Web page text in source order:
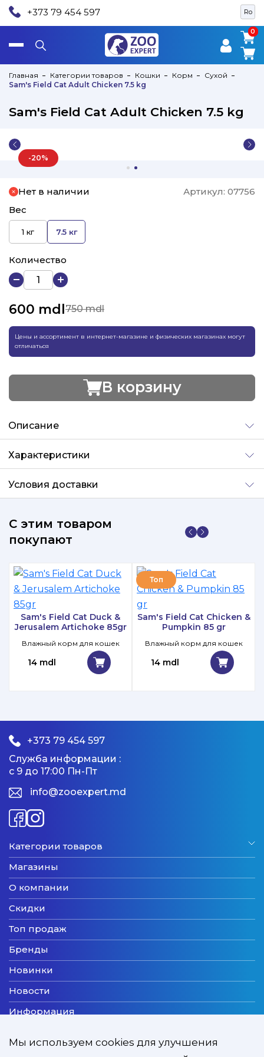
Ro
+373 79 454 597
0
0
Главная Категории товаров Кошки Корм
Сухой
Sam's Field Cat Adult Chicken 7.5 kg
Sam's Field Cat Adult Chicken 7.5 kg
-20%
Нет в наличии Артикул: 07756
Вес
1 кг 7.5 кг
Количество
600 mdl750 mdl
Цены и ассортимент в интернет-магазине и физических магазинах могут
отличаться
В корзину
Описание
Характеристики
Условия доставки
С этим товаром
покупают
Sam's Field Cat Duck &
Jerusalem Artichoke 85gr
Влажный корм для кошек
14 mdl
Топ
Sam's Field Cat Chicken &
Pumpkin 85 gr
Влажный корм для кошек
14 mdl
+373 79 454 597
Служба информации :
с 9 до 17:00 Пн-Пт
info@zooexpert.md
Категории товаров
Магазины
О компании
Скидки
Топ продаж
Бренды
Новинки
Новости
Информация
Мы используем cookies для улучшения